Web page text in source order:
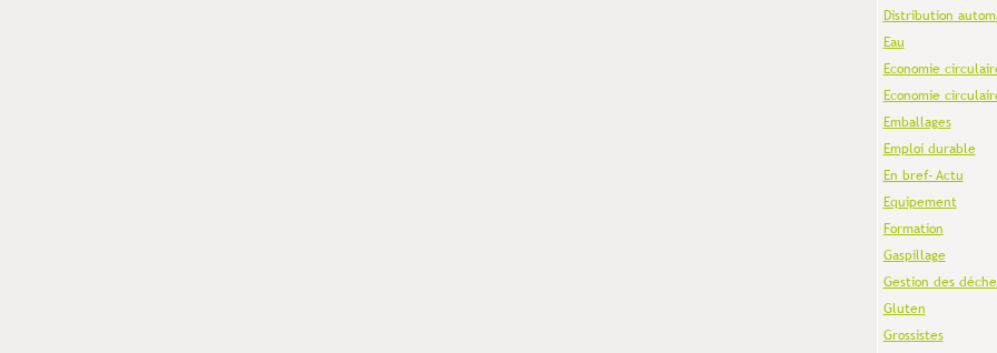
Distribution
Eau
Economie
Economie
Emballages
Emploi durable
En bref- Actu
Equipement
Formation
Gaspillage
Gestion des
Gluten
Grossistes